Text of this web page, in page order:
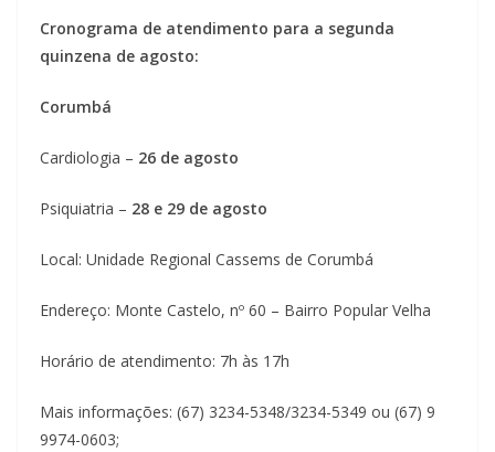
Cronograma de atendimento para a segunda
quinzena de agosto:
Corumbá
Cardiologia – 26 de agosto
Psiquiatria – 28 e 29 de agosto
Local: Unidade Regional Cassems de Corumbá
Endereço: Monte Castelo, nº 60 – Bairro Popular Velha
Horário de atendimento: 7h às 17h
Mais informações: (67) 3234-5348/3234-5349 ou (67) 9
9974-0603;